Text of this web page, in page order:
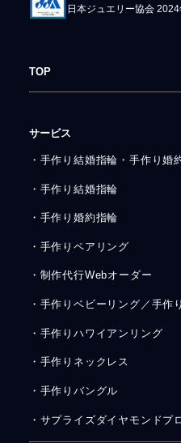
日本ジュエリー協会
TOP
サービス
・手作り結婚指輪・手作り婚
・手作り結婚指輪
・手作り婚約指輪
・手作りペアリング
・制作代行Webオーダー
・手作りベビーリング／手作
・手作りハワイアンリング
・手作りネックレス
・手作りバングル
・サプライズダイヤモンドプ